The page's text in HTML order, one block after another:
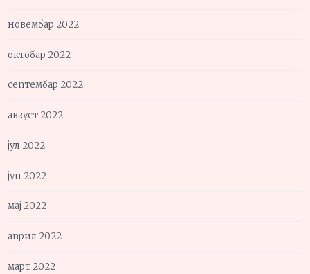
новембар 2022
октобар 2022
септембар 2022
август 2022
јул 2022
јун 2022
мај 2022
април 2022
март 2022